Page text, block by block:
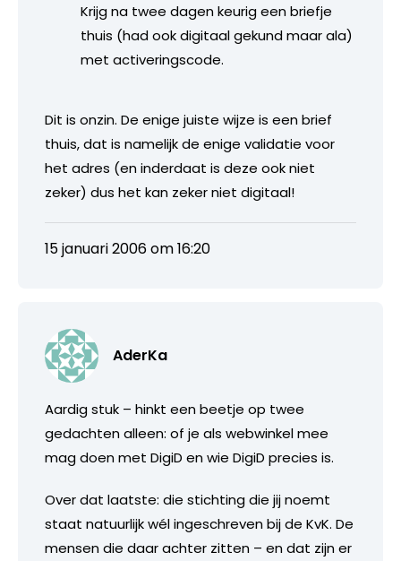
Krijg na twee dagen keurig een briefje
thuis (had ook digitaal gekund maar ala)
met activeringscode.
Dit is onzin. De enige juiste wijze is een brief
thuis, dat is namelijk de enige validatie voor
het adres (en inderdaat is deze ook niet
zeker) dus het kan zeker niet digitaal!
15 januari 2006 om 16:20
AderKa
Aardig stuk – hinkt een beetje op twee
gedachten alleen: of je als webwinkel mee
mag doen met DigiD en wie DigiD precies is.
Over dat laatste: die stichting die jij noemt
staat natuurlijk wél ingeschreven bij de KvK. De
mensen die daar achter zitten – en dat zijn er